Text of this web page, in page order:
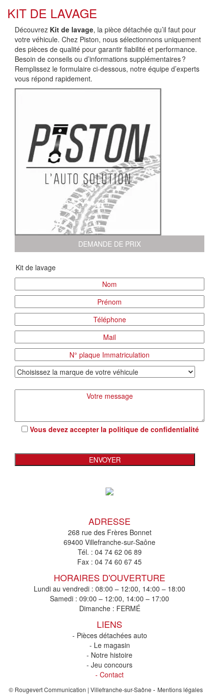
KIT DE LAVAGE
Découvrez Kit de lavage, la pièce détachée qu’il faut pour
votre véhicule. Chez Piston, nous sélectionnons uniquement
des pièces de qualité pour garantir fiabilité et performance.
Besoin de conseils ou d’informations supplémentaires ?
Remplissez le formulaire ci-dessous, notre équipe d’experts
vous répond rapidement.
DEMANDE DE PRIX
Vous devez accepter la politique de confidentialité
ADRESSE
268 rue des Frères Bonnet
69400 Villefranche-sur-Saône
Tél. : 04 74 62 06 89
Fax : 04 74 60 67 45
HORAIRES D'OUVERTURE
Lundi au vendredi : 08:00 – 12:00, 14:00 – 18:00
Samedi : 09:00 – 12:00, 14:00 – 17:00
Dimanche : FERMÉ
LIENS
- Pièces détachées auto
- Le magasin
- Notre histoire
- Jeu concours
- Contact
© Rougevert Communication | Villefranche-sur-Saône - Mentions légales